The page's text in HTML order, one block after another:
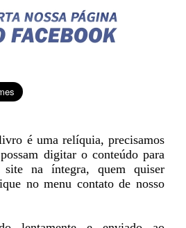
é uma relíquia, precisamos
digitar o conteúdo para
site na íntegra, quem quiser
no menu contato de nosso